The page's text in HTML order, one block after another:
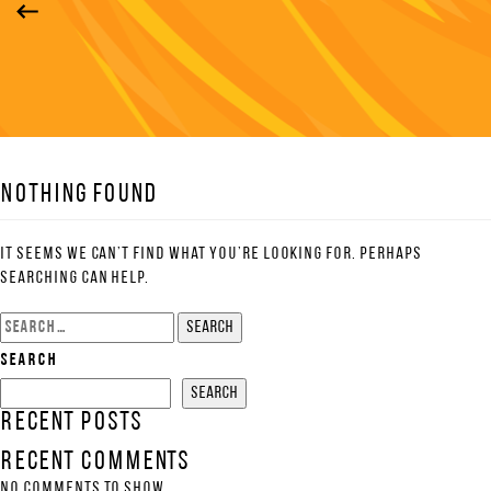
Nothing Found
It seems we can’t find what you’re looking for. Perhaps
searching can help.
Search
for:
Search
Search
Recent Posts
Recent Comments